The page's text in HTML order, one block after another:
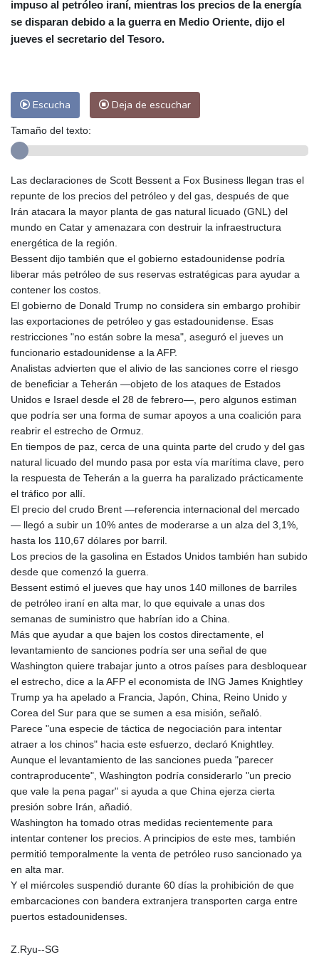
Las Palmas de Gran Canaria
24 °C
Ibiza
26 °C
Panama City
24 °C
impuso al petróleo iraní, mientras los precios de la energía
se disparan debido a la guerra en Medio Oriente, dijo el
jueves el secretario del Tesoro.
Escucha Deja de escuchar
Tamaño del texto:
Las declaraciones de Scott Bessent a Fox Business llegan tras el
repunte de los precios del petróleo y del gas, después de que
Irán atacara la mayor planta de gas natural licuado (GNL) del
mundo en Catar y amenazara con destruir la infraestructura
energética de la región.
Bessent dijo también que el gobierno estadounidense podría
liberar más petróleo de sus reservas estratégicas para ayudar a
contener los costos.
El gobierno de Donald Trump no considera sin embargo prohibir
las exportaciones de petróleo y gas estadounidense. Esas
restricciones "no están sobre la mesa", aseguró el jueves un
funcionario estadounidense a la AFP.
Analistas advierten que el alivio de las sanciones corre el riesgo
de beneficiar a Teherán —objeto de los ataques de Estados
Unidos e Israel desde el 28 de febrero—, pero algunos estiman
que podría ser una forma de sumar apoyos a una coalición para
reabrir el estrecho de Ormuz.
En tiempos de paz, cerca de una quinta parte del crudo y del gas
natural licuado del mundo pasa por esta vía marítima clave, pero
la respuesta de Teherán a la guerra ha paralizado prácticamente
el tráfico por allí.
El precio del crudo Brent —referencia internacional del mercado
— llegó a subir un 10% antes de moderarse a un alza del 3,1%,
hasta los 110,67 dólares por barril.
Los precios de la gasolina en Estados Unidos también han subido
desde que comenzó la guerra.
Bessent estimó el jueves que hay unos 140 millones de barriles
de petróleo iraní en alta mar, lo que equivale a unas dos
semanas de suministro que habrían ido a China.
Más que ayudar a que bajen los costos directamente, el
levantamiento de sanciones podría ser una señal de que
Washington quiere trabajar junto a otros países para desbloquear
el estrecho, dice a la AFP el economista de ING James Knightley
Trump ya ha apelado a Francia, Japón, China, Reino Unido y
Corea del Sur para que se sumen a esa misión, señaló.
Parece "una especie de táctica de negociación para intentar
atraer a los chinos" hacia este esfuerzo, declaró Knightley.
Aunque el levantamiento de las sanciones pueda "parecer
contraproducente", Washington podría considerarlo "un precio
que vale la pena pagar" si ayuda a que China ejerza cierta
presión sobre Irán, añadió.
Washington ha tomado otras medidas recientemente para
intentar contener los precios. A principios de este mes, también
permitió temporalmente la venta de petróleo ruso sancionado ya
en alta mar.
Y el miércoles suspendió durante 60 días la prohibición de que
embarcaciones con bandera extranjera transporten carga entre
puertos estadounidenses.
Z.Ryu--SG